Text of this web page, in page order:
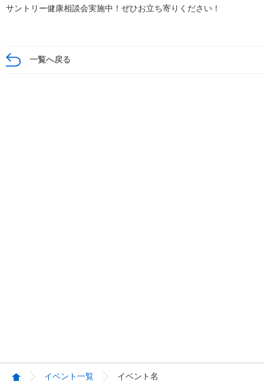
サントリー健康相談会実施中！ぜひお立ち寄りください！
一覧へ戻る
イベント一覧 イベント名